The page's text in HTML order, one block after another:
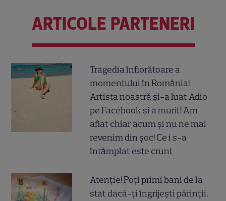
ARTICOLE PARTENERI
Tragedia înfiorătoare a
momentului în România!
Artista noastră și-a luat Adio
pe Facebook și a murit! Am
aflat chiar acum și nu ne mai
revenim din șoc! Ce i s-a
întâmplat este crunt
Atenție! Poți primi bani de la
stat dacă-ți îngrijești părinții,